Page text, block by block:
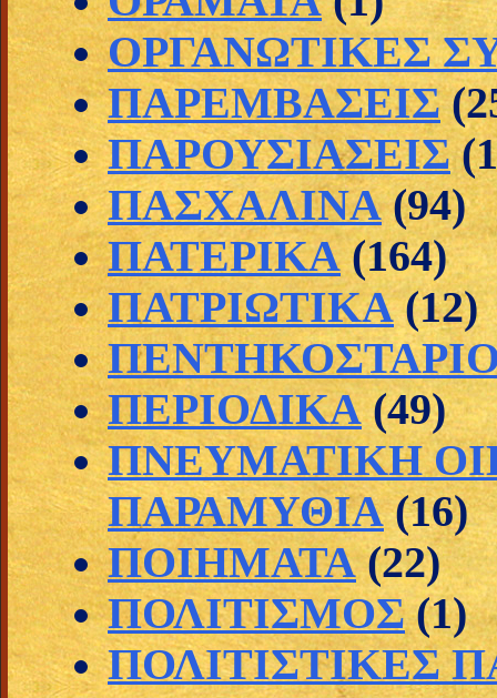
ΟΡΓΑΝΩΤΙΚΕΣ
ΠΑΡΕΜΒΑΣΕΙΣ
ΠΑΡΟΥΣΙΑΣΕΙΣ
ΠΑΣΧΑΛΙΝΑ (94)
ΠΑΤΕΡΙΚΑ (164)
ΠΑΤΡΙΩΤΙΚΑ (12)
ΠΕΡΙΟΔΙΚΑ (49)
ΠΝΕΥΜΑΤΙΚΗ
ΠΑΡΑΜΥΘΙΑ (16)
ΠΟΙΗΜΑΤΑ (22)
ΠΟΛΙΤΙΣΜΟΣ (1)
ΠΟΛΙΤΙΣΤΙΚΕΣ